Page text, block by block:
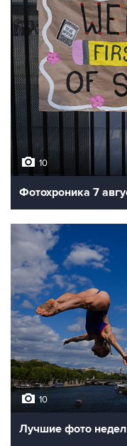
10
Фотохроника 7
10
Лучшие фото